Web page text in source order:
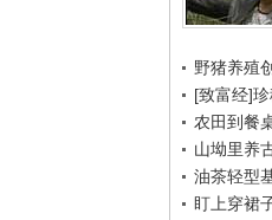
野猪养殖
[致富经]
农田到餐
山坳里养
油茶轻型
盯上穿裙